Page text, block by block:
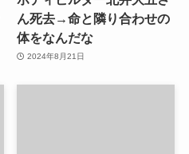
ん死去→命と隣り合わせの
体をなんだな
2024年8月21日